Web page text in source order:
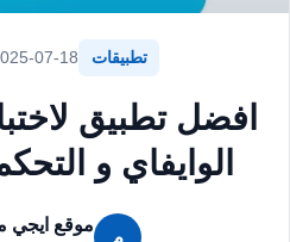
تطبيقات 07-18
افضل تطبيق
الوايفاي و
م
موقع ايجي